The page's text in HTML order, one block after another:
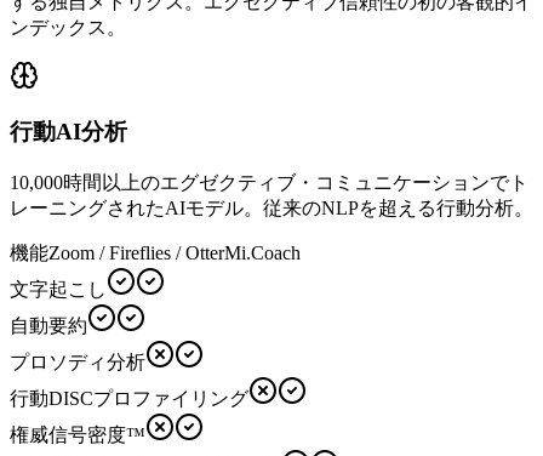
ンデックス。
行動AI分析
10,000時間以上のエグゼクティブ・コミュニケーションでト
レーニングされたAIモデル。従来のNLPを超える行動分析。
機能Zoom / Fireflies / OtterMi.Coach
文字起こし
自動要約
プロソディ分析
行動DISCプロファイリング
権威信号密度™